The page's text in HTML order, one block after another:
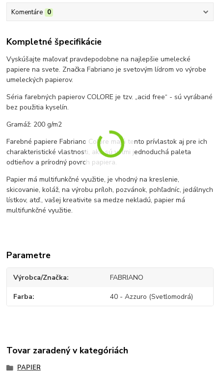
Komentáre 0
Kompletné špecifikácie
Vyskúšajte maľovať pravdepodobne na najlepšie umelecké
papiere na svete. Značka Fabriano je svetovým lídrom vo výrobe
umeleckých papierov.
Séria farebných papierov COLORE je tzv. „acid free“ - sú vyrábané
bez použitia kyselín.
Gramáž: 200 g/m2
Farebné papiere Fabriano Colore majú tento prívlastok aj pre ich
charakteristické vlastnosti, ako sú veľmi jednoduchá paleta
odtieňov a prírodný povrch papiera.
Papier má multifunkčné využitie, je vhodný na kreslenie,
skicovanie, koláž, na výrobu príloh, pozvánok, pohľadníc, jedálnych
lístkov, atď., vašej kreativite sa medze nekladú, papier má
multifunkčné využitie.
Parametre
Výrobca/Značka FABRIANO
Farba 40 - Azzuro (Svetlomodrá)
Tovar zaradený v kategóriách
PAPIER